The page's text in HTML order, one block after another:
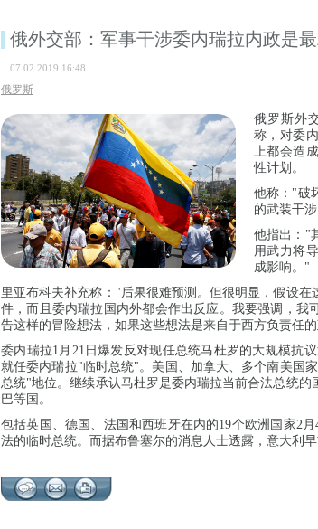
俄外交部：军事干涉委内瑞拉内政是
07.02.2019 16:48
俄罗斯
俄罗斯外
称，对委
上都会造
性计划。
他称："破
的武装干
他指出："
用武力将
成影响。"
里亚布科夫补充称："后果很难预测。但很明显，假设
件，而且委内瑞拉国内外都会作出反应。我要强调，我
告这样的冒险想法，如果这些想法是来自于西方负责任
委内瑞拉1月21日爆发反对现任总统马杜罗的大规模抗
就任委内瑞拉"临时总统"。美国、加拿大、多个南美国
总统"地位。继续承认马杜罗是委内瑞拉当前合法总统
巴等国。
包括英国、德国、法国和西班牙在内的19个欧洲国家2
法的临时总统。而据布鲁塞尔的消息人士透露，意大利